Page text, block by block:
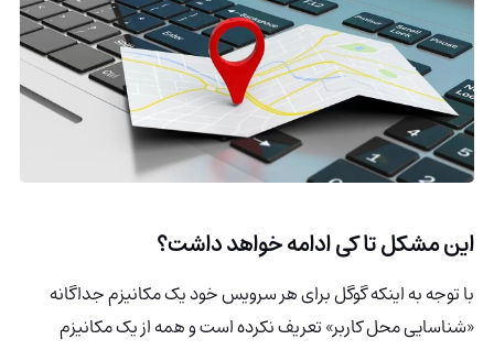
این مشکل تا کی ادامه خواهد داشت؟
با توجه به اینکه گوگل برای هر سرویس خود یک مکانیزم جداگانه
«شناسایی محل کاربر» تعریف نکرده است و همه از یک مکانیزم